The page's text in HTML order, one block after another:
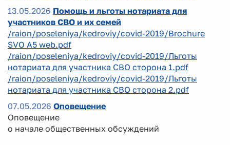
13.05.2026 Помощь и льготы нотариата для
участников СВО и их семей
/raion/poseleniya/kedroviy/covid-2019/Brochure
SVO A5 web.pdf
/raion/poseleniya/kedroviy/covid-2019/Льготы
нотариата для участника СВО сторона 1.pdf
/raion/poseleniya/kedroviy/covid-2019/Льготы
нотариата для участника СВО сторона 2.pdf
07.05.2026 Оповещение
Оповещение
о начале общественных обсуждений